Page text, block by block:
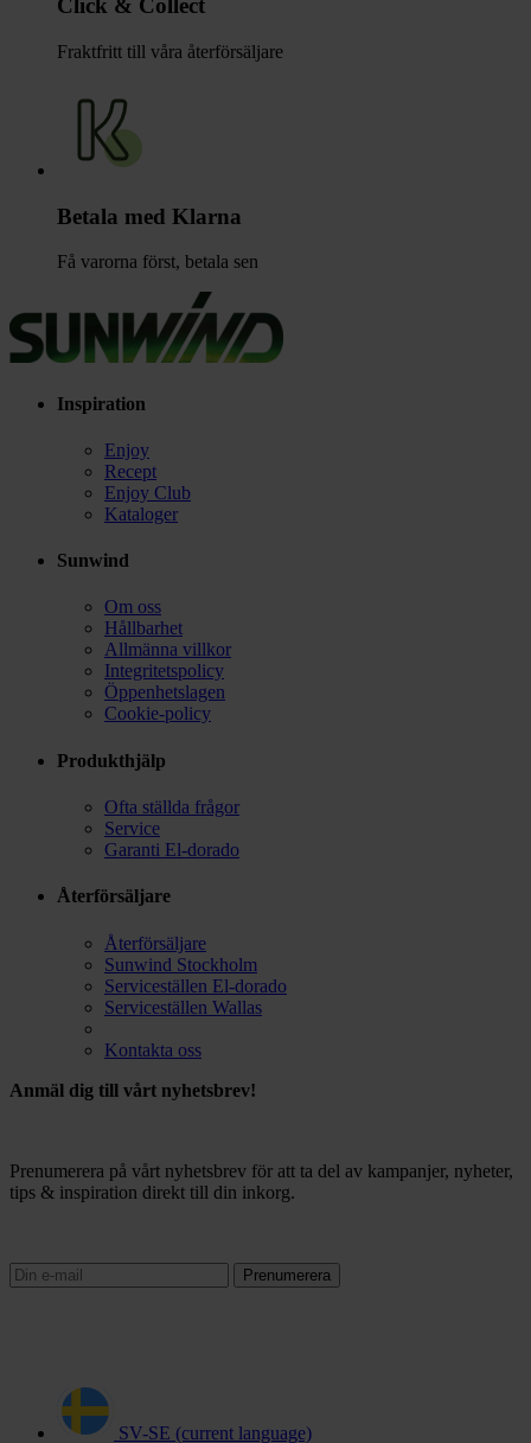
Click & Collect
Fraktfritt till våra återförsäljare
Betala med Klarna
Få varorna först, betala sen
Inspiration
Enjoy
Recept
Enjoy Club
Kataloger
Sunwind
Om oss
Hållbarhet
Allmänna villkor
Integritetspolicy
Öppenhetslagen
Cookie-policy
Produkthjälp
Ofta ställda frågor
Service
Garanti El-dorado
Återförsäljare
Återförsäljare
Sunwind Stockholm
Serviceställen El-dorado
Serviceställen Wallas
Kontakta oss
Anmäl dig till vårt nyhetsbrev!
Prenumerera på vårt nyhetsbrev för att ta del av kampanjer, nyheter,
tips & inspiration direkt till din inkorg.
Prenumerera
SV-SE (current language)